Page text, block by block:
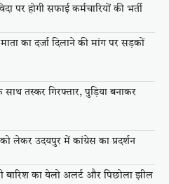
पर होगी सफाई कर्मचारियों की भर्ती
माता का दर्जा दिलाने की मांग पर सड़कों
तस्कर गिरफ्तार, पुड़िया बनाकर
लेकर उदयपुर में कांग्रेस का प्रदर्शन
बारिश का येलो अलर्ट और पिछोला झील